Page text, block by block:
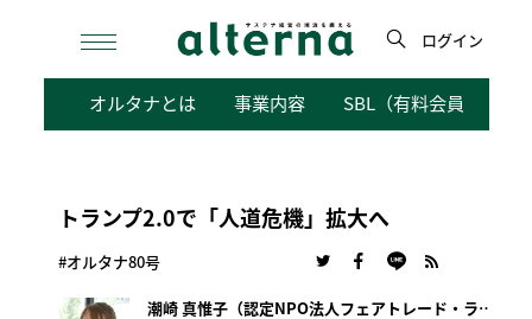
検
ログイン
オルタナとは 事業内容 SBL（有料会員向けサ
トランプ2.0で「人道危機」拡大へ
#オルタナ80号
潮崎 真惟子（認定NPO法人フェアトレード・ラベル・ジャパン事務局長）